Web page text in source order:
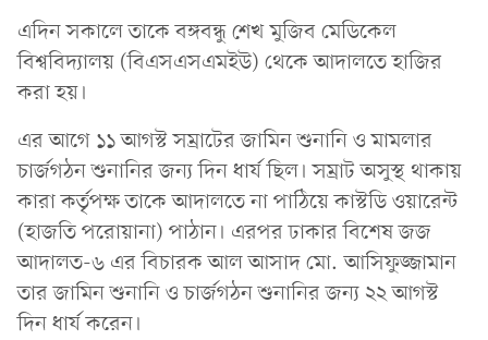
এদিন সকালে তাকে বঙ্গবন্ধু শেখ মুজিব মেডিকেল
বিশ্ববিদ্যালয় (বিএসএসএমইউ) থেকে আদালতে হাজির
করা হয়।
এর আগে ১১ আগস্ট সম্রাটের জামিন শুনানি ও মামলার
চার্জগঠন শুনানির জন্য দিন ধার্য ছিল। সম্রাট অসুস্থ থাকায়
কারা কর্তৃপক্ষ তাকে আদালতে না পাঠিয়ে কাস্টডি ওয়ারেন্ট
(হাজতি পরোয়ানা) পাঠান। এরপর ঢাকার বিশেষ জজ
আদালত-৬ এর বিচারক আল আসাদ মো. আসিফুজ্জামান
তার জামিন শুনানি ও চার্জগঠন শুনানির জন্য ২২ আগস্ট
দিন ধার্য করেন।